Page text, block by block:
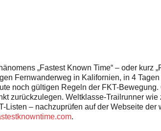
„Fastest Known Time“ – oder kurz
Fernwanderweg in Kalifornien, in 4
noch gültigen Regeln der FKT-
zurückzulegen. Weltklasse-Trailrunner
– nachzuprüfen auf der Webseite der
.